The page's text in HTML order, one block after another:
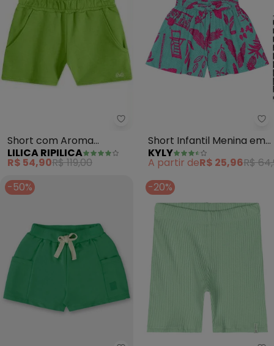
Lilica Ripilica - Short com
Short com Aroma
Moletom Menina Infantil
(Verde)
LILICA RIPILICA
R$ 54,90R$ 119,00
Short Infantil Menina em
Algodão (Verde)
KYLY
A partir deR$ 25,96R$
-50%
-20%